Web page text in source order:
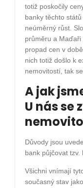
totiž poskočily
banky těchto
neúměrný růst.
průměru a Maďaři
propad cen v
nich totiž došlo k
nemovitostí, tak
A jak
U nás se
Důvody jsou
bank půjčovat tzv.
Všichni vnímají
současný stav